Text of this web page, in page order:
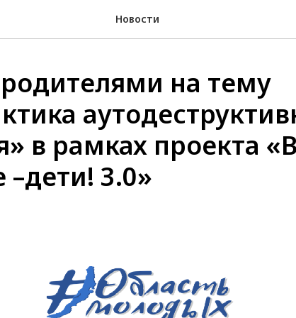
Новости
на тему
в рамках проекта «В
–дети! 3.0»